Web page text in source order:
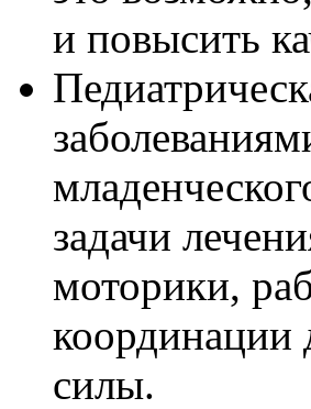
и повысить
задачи
моторики,
силы.